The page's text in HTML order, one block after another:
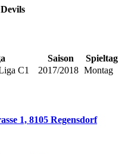
Saison
Spieltag
C1 2017/2018 Montag
1, 8105 Regensdorf